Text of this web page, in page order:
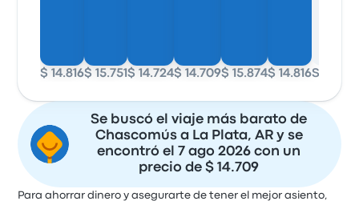
$ 14.816$ 15.751$ 14.724$ 14.709$ 15.874$ 14.816Sin
Se buscó el viaje más barato de
Chascomús a La Plata, AR y se
encontró el 7 ago 2026 con un
precio de $ 14.709
Para ahorrar dinero y asegurarte de tener el mejor asiento,